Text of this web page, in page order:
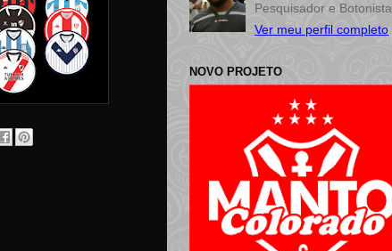
Pesquisador e Botonista.
Ver meu perfil completo
NOVO PROJETO